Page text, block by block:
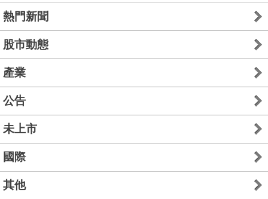
熱門新聞
股市動態
產業
公告
未上市
國際
其他